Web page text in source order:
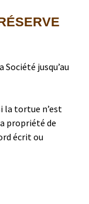
jusqu’au
la tortue n’est
propriété de
écrit ou